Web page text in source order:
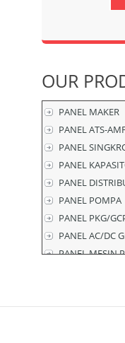
OUR
PANEL MAKER
PANEL ATS-
PANEL
PANEL
PANEL
PANEL POMPA
PANEL PKG/
PANEL AC/DC
PANEL MESIN